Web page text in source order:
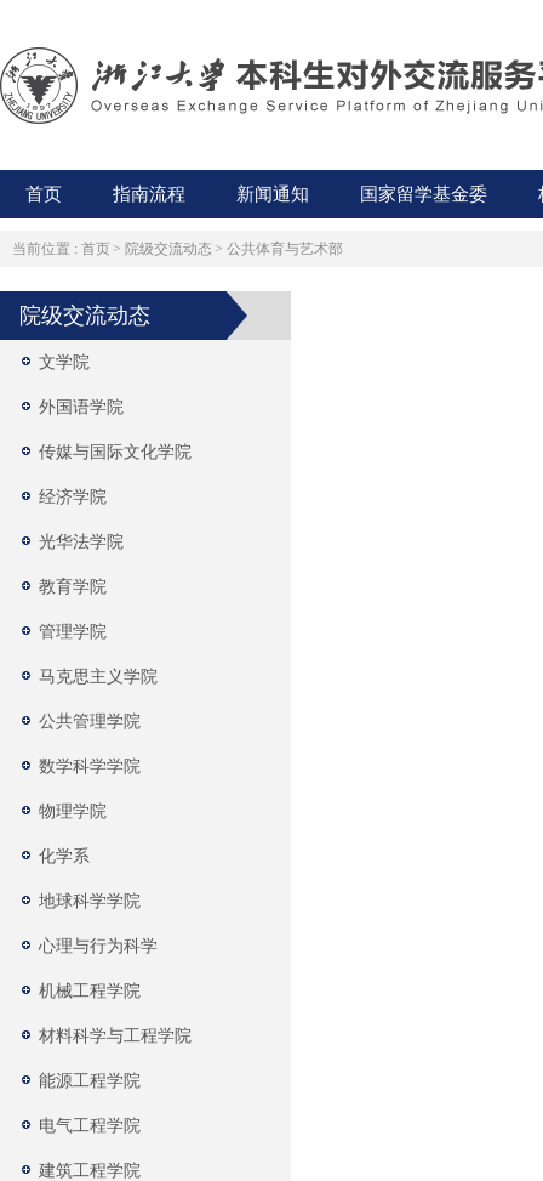
首页 指南流程 新闻通知 国家留学基金委
当前位置 : 首页 > 院级交流动态 > 公共体育与艺术部
院级交流动态
文学院
外国语学院
传媒与国际文化学院
经济学院
光华法学院
教育学院
管理学院
马克思主义学院
公共管理学院
数学科学学院
物理学院
化学系
地球科学学院
心理与行为科学
机械工程学院
材料科学与工程学院
能源工程学院
电气工程学院
建筑工程学院